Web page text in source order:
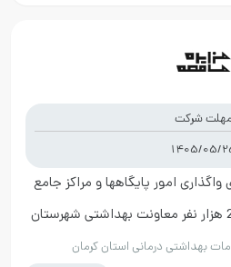
مهلت شرکت
1405/05/
امور پایگاهها و مراکز جامع
سلامت شهرستانهای بالای 20 هزار نفر معاونت بهداشتی شهرستان
بهداشتی درمانی استان کرمان